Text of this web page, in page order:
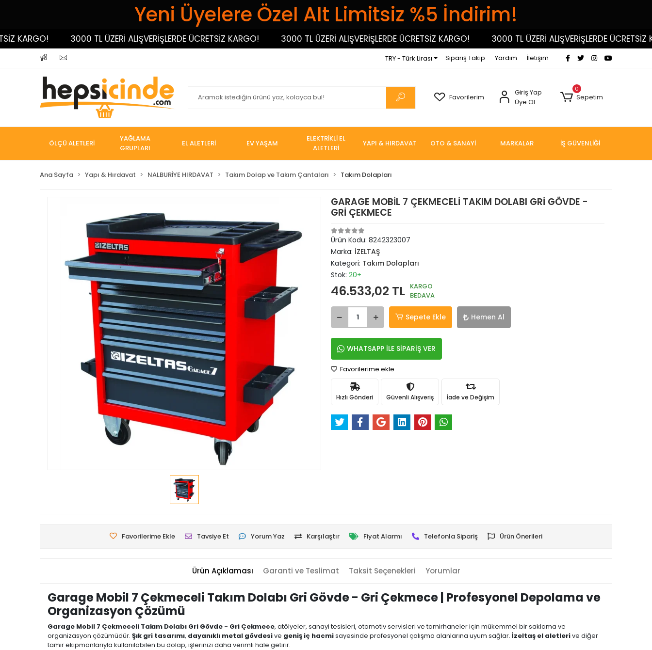
Yeni Üyelere Özel Alt Limitsiz %5 İndirim!
3000 TL ÜZERİ ALIŞVERİŞLERDE ÜCRETSİZ KARGO! 3000 TL ÜZERİ ALIŞVERİŞLERDE ÜCRETSİZ KARGO! 3000 TL ÜZERİ ALIŞVERİŞLERDE ÜCRETSİZ
TRY - Türk Lirası Sipariş Takip Yardım İletişim
Favorilerim
Giriş Yap
Üye Ol
0
Sepetim
ÖLÇÜ ALETLERİ
YAĞLAMA
GRUPLARI
EL ALETLERİ EV YAŞAM
ELEKTRİKLİ EL
ALETLERİ
YAPI & HIRDAVAT OTO & SANAYİ MARKALAR İŞ GÜVENLİĞİ
Ana Sayfa Yapı & Hırdavat NALBURİYE HIRDAVAT Takım Dolap ve Takım Çantaları Takım Dolapları
GARAGE MOBİL 7 ÇEKMECELİ TAKIM DOLABI GRİ GÖVDE -
GRİ ÇEKMECE
Ürün Kodu: 8242323007
Marka: İZELTAŞ
Kategori: Takım Dolapları
Stok: 20+
46.533,02 TL KARGO
BEDAVA
Sepete Ekle Hemen Al
WHATSAPP İLE SİPARİŞ VER
Favorilerime ekle
Hızlı Gönderi Güvenli Alışveriş İade ve Değişim
Favorilerime Ekle Tavsiye Et Yorum Yaz Karşılaştır Fiyat Alarmı Telefonla Sipariş Ürün Önerileri
Ürün Açıklaması Garanti ve Teslimat Taksit Seçenekleri Yorumlar
Garage Mobil 7 Çekmeceli Takım Dolabı Gri Gövde - Gri Çekmece | Profesyonel Depolama ve
Organizasyon Çözümü
Garage Mobil 7 Çekmeceli Takım Dolabı Gri Gövde - Gri Çekmece, atölyeler, sanayi tesisleri, otomotiv servisleri ve tamirhaneler için mükemmel bir saklama ve
organizasyon çözümüdür. Şık gri tasarımı, dayanıklı metal gövdesive geniş iç hacmisayesinde profesyonel çalışma alanlarına uyum sağlar. İzeltaş el aletlerive diğer
tamir ekipmanlarıyla kullanılabilen bu dolap, işlerinizi daha verimli hale getirir.